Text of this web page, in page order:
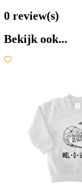
0 review(s)
Bekijk ook...